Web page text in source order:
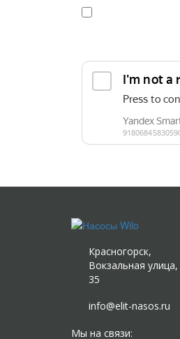
Красногорск,
Вокзальная улица,
35
info@elit-nasos.ru
Мы на связи: